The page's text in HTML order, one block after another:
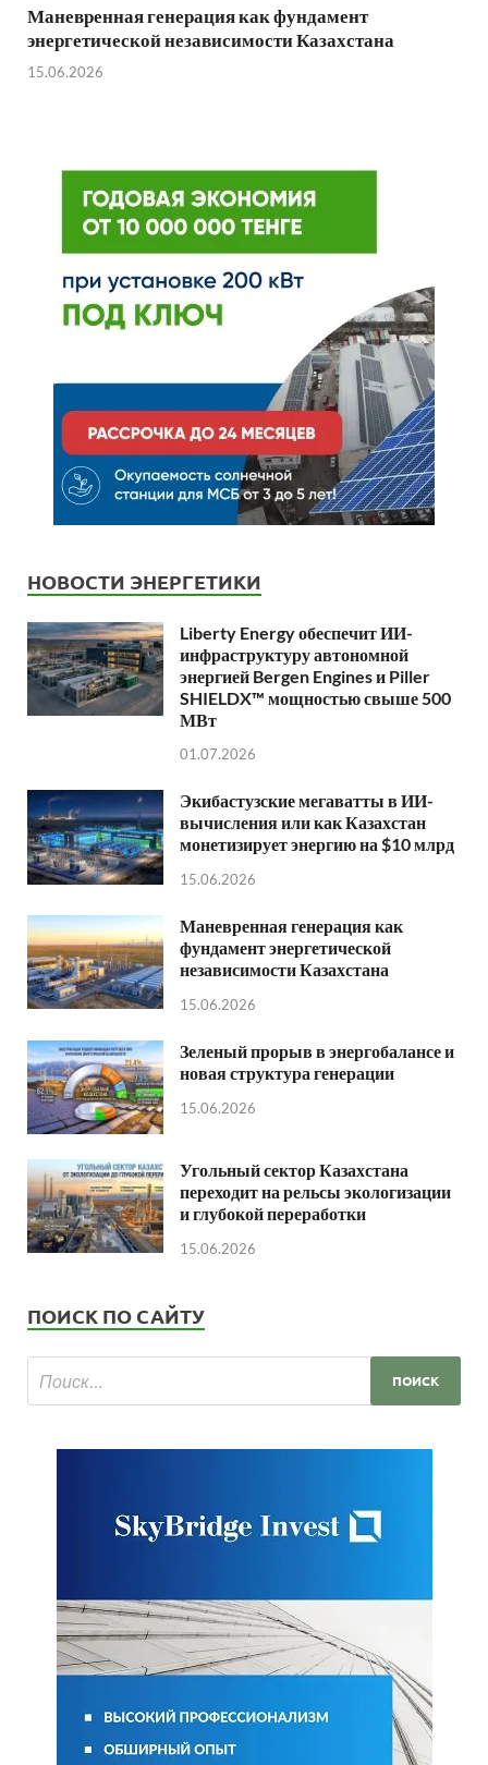
Маневренная генерация как фундамент
энергетической независимости Казахстана
15.06.2026
НОВОСТИ ЭНЕРГЕТИКИ
Liberty Energy обеспечит ИИ-
инфраструктуру автономной
энергией Bergen Engines и Piller
SHIELDX™ мощностью свыше 500
МВт
01.07.2026
Экибастузские мегаватты в ИИ-
вычисления или как Казахстан
монетизирует энергию на $10 млрд
15.06.2026
Маневренная генерация как
фундамент энергетической
независимости Казахстана
15.06.2026
Зеленый прорыв в энергобалансе и
новая структура генерации
15.06.2026
Угольный сектор Казахстана
переходит на рельсы экологизации
и глубокой переработки
15.06.2026
ПОИСК ПО САЙТУ